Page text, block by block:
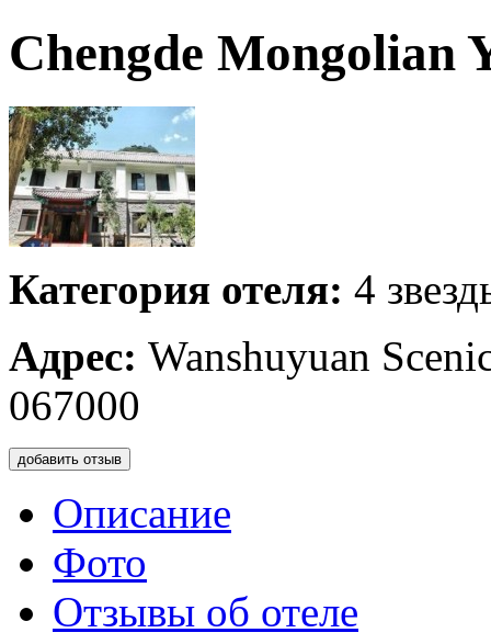
Chengde Mongolian
Категория отеля: 4
Адрес: Wanshuyuan
067000
добавить отзыв
Описание
Фото
Отзывы об отеле